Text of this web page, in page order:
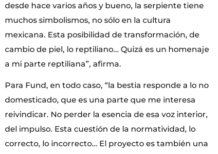
desde hace varios años y bueno, la serpiente tiene
muchos simbolismos, no sólo en la cultura
mexicana. Esta posibilidad de transformación, de
cambio de piel, lo reptiliano… Quizá es un homenaje
a mi parte reptiliana”, afirma.
Para Fund, en todo caso, “la bestia responde a lo no
domesticado, que es una parte que me interesa
reivindicar. No perder la esencia de esa voz interior,
del impulso. Esta cuestión de la normatividad, lo
correcto, lo incorrecto… El proyecto es también una